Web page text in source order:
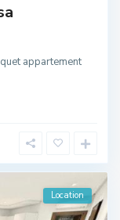
appartement
Location